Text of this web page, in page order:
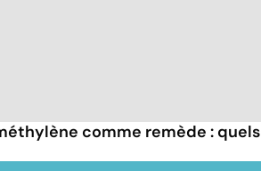
comme remède : quels